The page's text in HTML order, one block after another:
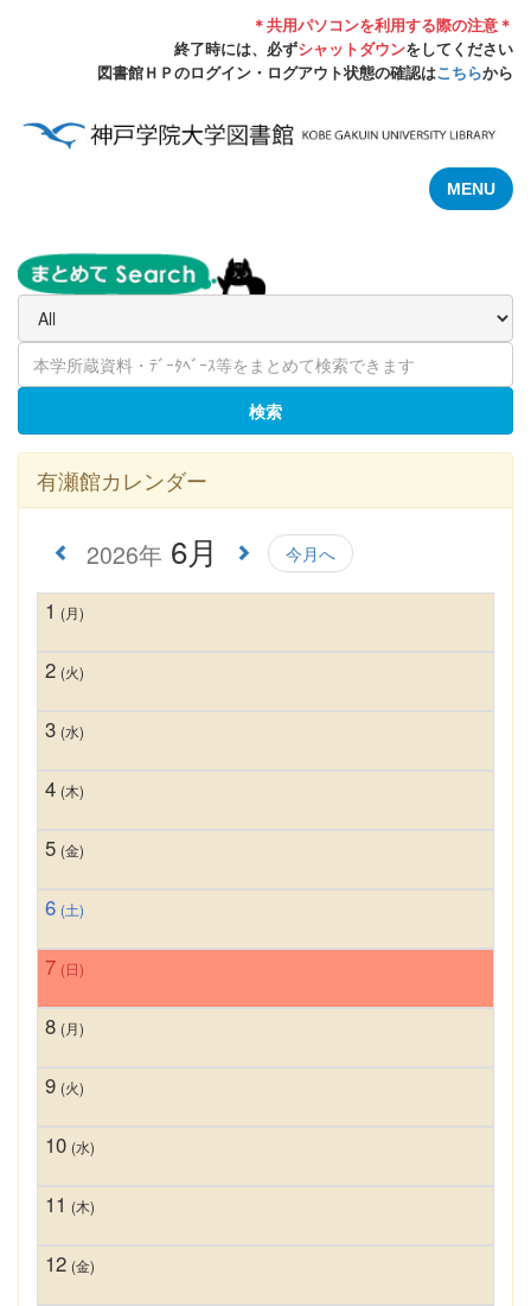
＊共用パソコンを利用する際の注意＊
終了時には、必ずシャットダウンをしてください
図書館ＨＰのログイン・ログアウト状態の確認はこちらから
MENU
検索
有瀬館カレンダー
2026年 6月 今月へ
1 (月)
2 (火)
3 (水)
4 (木)
5 (金)
6 (土)
7 (日)
8 (月)
9 (火)
10 (水)
11 (木)
12 (金)